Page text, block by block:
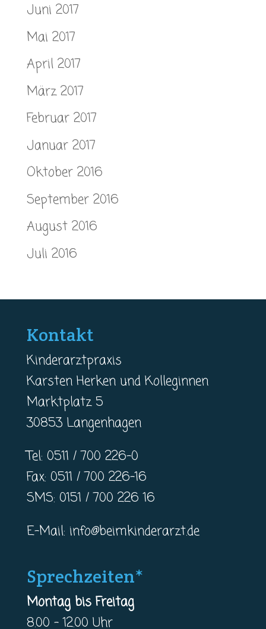
Juni 2017
Mai 2017
April 2017
März 2017
Februar 2017
Januar 2017
Oktober 2016
September 2016
August 2016
Juli 2016
Kontakt
Kinderarztpraxis
Karsten Herken und Kolleginnen
Marktplatz 5
30853 Langenhagen
Tel: 0511 / 700 226-0
Fax: 0511 / 700 226-16
SMS: 0151 / 700 226 16
E-Mail: info@beimkinderarzt.de
Sprechzeiten*
Montag bis Freitag
8.00 – 12.00 Uhr